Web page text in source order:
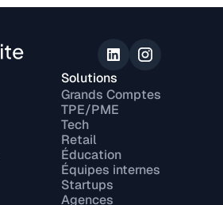
Solutions
Grands Comptes
TPE/PME
Tech
Retail
Éducation
Équipes internes
Startups
Agences